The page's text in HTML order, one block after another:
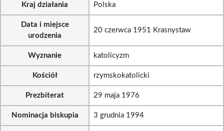
Kraj działania Polska
Data i miejsce
urodzenia
20 czerwca 1951 Krasnystaw
Wyznanie katolicyzm
Kościół rzymskokatolicki
Prezbiterat 29 maja 1976
Nominacja biskupia 3 grudnia 1994